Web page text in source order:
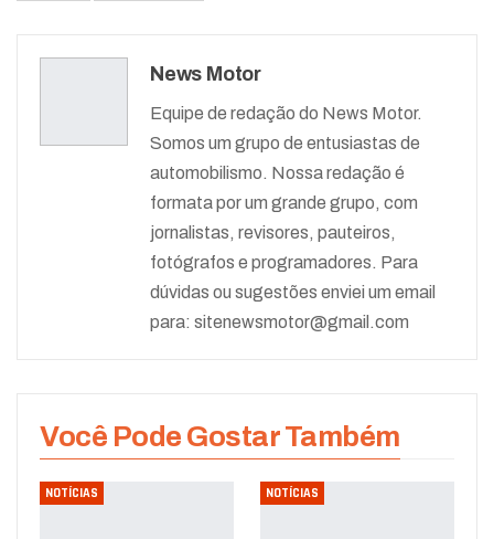
News Motor
Equipe de redação do News Motor.
Somos um grupo de entusiastas de
automobilismo. Nossa redação é
formata por um grande grupo, com
jornalistas, revisores, pauteiros,
fotógrafos e programadores. Para
dúvidas ou sugestões enviei um email
para: sitenewsmotor@gmail.com
Você Pode Gostar Também
NOTÍCIAS NOTÍCIAS